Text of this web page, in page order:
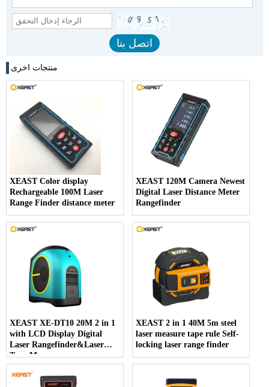
منتجات اخرى
XEAST Color display
Rechargeable 100M Laser
Range Finder distance meter
XEAST 120M Camera Newest
Digital Laser Distance Meter
Rangefinder
XEAST XE-DT10 20M 2 in 1
with LCD Display Digital
Laser Rangefinder&Laser
Tape Measure
XEAST 2 in 1 40M 5m steel
laser measure tape rule Self-
locking laser range finder